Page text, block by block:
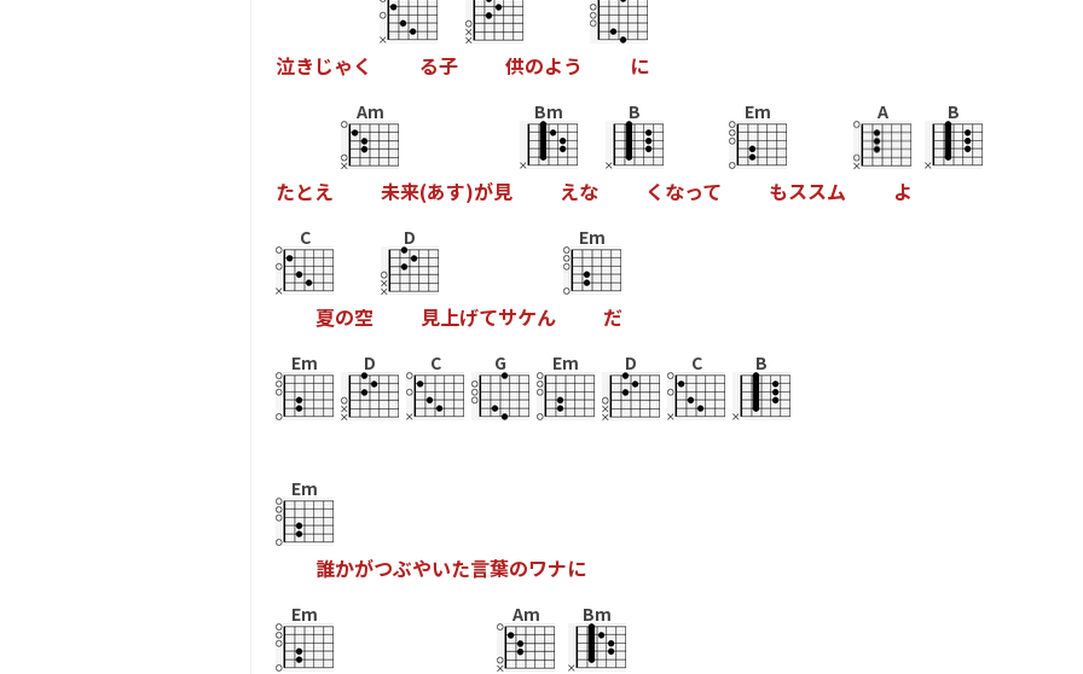
泣き じゃ く る子 供のよう に
たとえ
Am
未来(あす)が見
Bm
えな
B
く なって
Em
もススム
A
よ
B
C
夏の空
D
見上げてサケん
Em
だ
Em D C G Em D C B
Em
誰かがつぶやいた言葉のワナに
Em Am Bm